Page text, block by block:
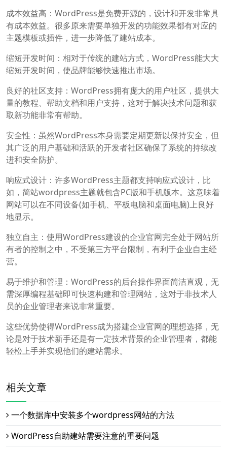
成本效益高：WordPress是免费开源的，设计和开发非常具
有成本效益。很多原来需要单独开发的功能效果都有对应的
主题模板或插件，进一步降低了建站成本。
缩短开发时间：相对于传统的建站方式，WordPress能大大
缩短开发时间，使品牌能够快速推出市场。
良好的社区支持：WordPress拥有庞大的用户社区，提供大
量的教程、帮助文档和用户支持，这对于解决技术问题和获
取新功能非常有帮助。
安全性：虽然WordPress本身需要定期更新以保持安全，但
其广泛的用户基础和活跃的开发者社区确保了系统的持续改
进和安全防护。
响应式设计：许多WordPress主题都支持响应式设计，比
如，简站wordpress主题就包含PC版和手机版本。这意味着
网站可以在不同设备(如手机、平板电脑和桌面电脑)上良好
地显示。
独立自主：使用WordPress建设的企业官网完全处于网站所
有者的控制之中，不受第三方平台限制，有利于企业自主经
营。
易于维护和管理：WordPress的后台操作界面简洁直观，无
需深厚编程基础即可快速构建和管理网站，这对于非技术人
员的企业管理者来说非常重要。
这些优势使得WordPress成为搭建企业官网的理想选择，无
论是对于技术新手还是有一定技术背景的企业管理者，都能
轻松上手并实现他们的建站需求。
相关文章
一个数据库中安装多个wordpress网站的方法
WordPress自助建站需要注意的重要问题